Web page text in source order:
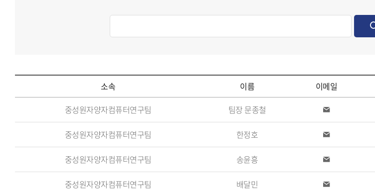
름,
당
소속 이름 이메일
중성원자양자컴퓨터연구팀
팀장 문종철
이
일
중성원자양자컴퓨터연구팀 한정호
이
일
중성원자양자컴퓨터연구팀 송윤흥
이
일
중성원자양자컴퓨터연구팀 배달민
이